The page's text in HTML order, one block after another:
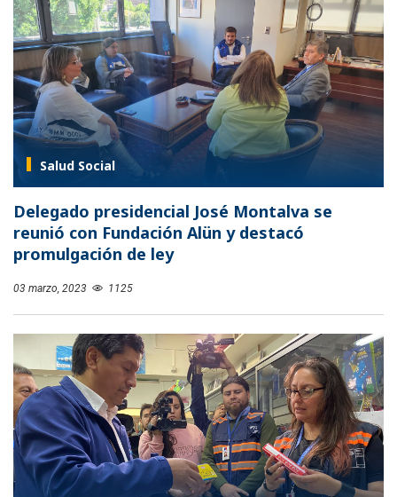
Salud Social
Delegado presidencial José Montalva se
reunió con Fundación Alün y destacó
promulgación de ley
03 marzo, 2023 1125